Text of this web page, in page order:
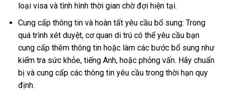
loại visa và tình hình thời gian chờ đợi hiện tại.
Cung cấp thông tin và hoàn tất yêu cầu bổ sung: Trong
quá trình xét duyệt, cơ quan di trú có thể yêu cầu bạn
cung cấp thêm thông tin hoặc làm các bước bổ sung như
kiểm tra sức khỏe, tiếng Anh, hoặc phỏng vấn. Hãy chuẩn
bị và cung cấp các thông tin yêu cầu trong thời hạn quy
định.